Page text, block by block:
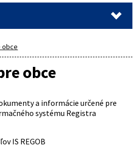
obce
obce
a informácie určené pre
systému Registra
IS REGOB